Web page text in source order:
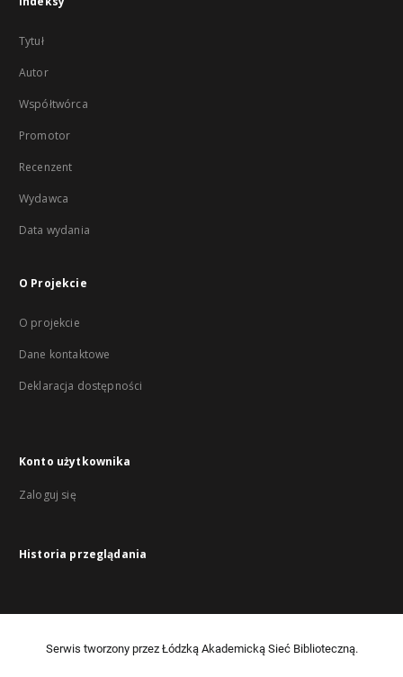
Tytuł
Autor
Współtwórca
Promotor
Recenzent
Wydawca
Data wydania
O Projekcie
O projekcie
Dane kontaktowe
Deklaracja dostępności
Konto użytkownika
Zaloguj się
Historia przeglądania
Serwis tworzony przez Łódzką Akademicką Sieć Biblioteczną.